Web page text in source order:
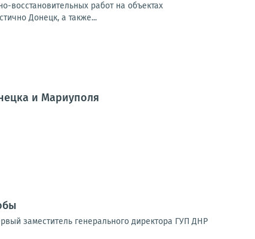
восстановительных работ на объектах
Донецк, а также...
и Мариуполя
заместитель генерального директора ГУП ДНР